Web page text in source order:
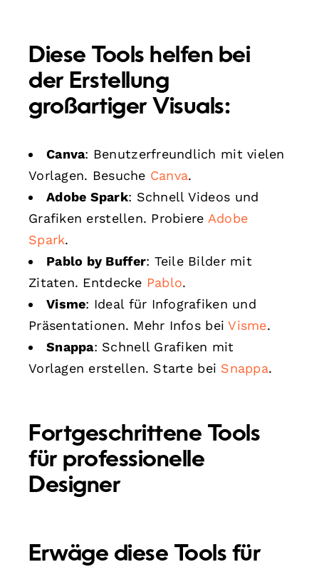
Diese Tools helfen bei
der Erstellung
großartiger Visuals:
Canva: Benutzerfreundlich mit vielen
Vorlagen. Besuche Canva.
Adobe Spark: Schnell Videos und
Grafiken erstellen. Probiere Adobe
Spark.
Pablo by Buffer: Teile Bilder mit
Zitaten. Entdecke Pablo.
Visme: Ideal für Infografiken und
Präsentationen. Mehr Infos beiVisme.
Snappa: Schnell Grafiken mit
Vorlagen erstellen. Starte bei Snappa.
Fortgeschrittene Tools
für professionelle
Designer
Erwäge diese Tools für